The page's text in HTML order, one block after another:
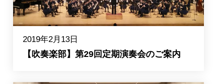
2019年2月13日
【吹奏楽部】第29回定期演奏会のご案内